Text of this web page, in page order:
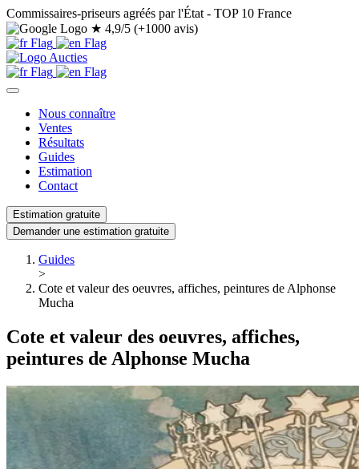
Commissaires-priseurs agréés par l'État - TOP 10 France
★ 4,9/5 (+1000 avis)
Nous connaître
Ventes
Résultats
Guides
Estimation
Contact
Estimation gratuite
Demander une estimation gratuite
Guides
>
Cote et valeur des oeuvres, affiches, peintures de Alphonse
Mucha
Cote et valeur des oeuvres, affiches,
peintures de Alphonse Mucha